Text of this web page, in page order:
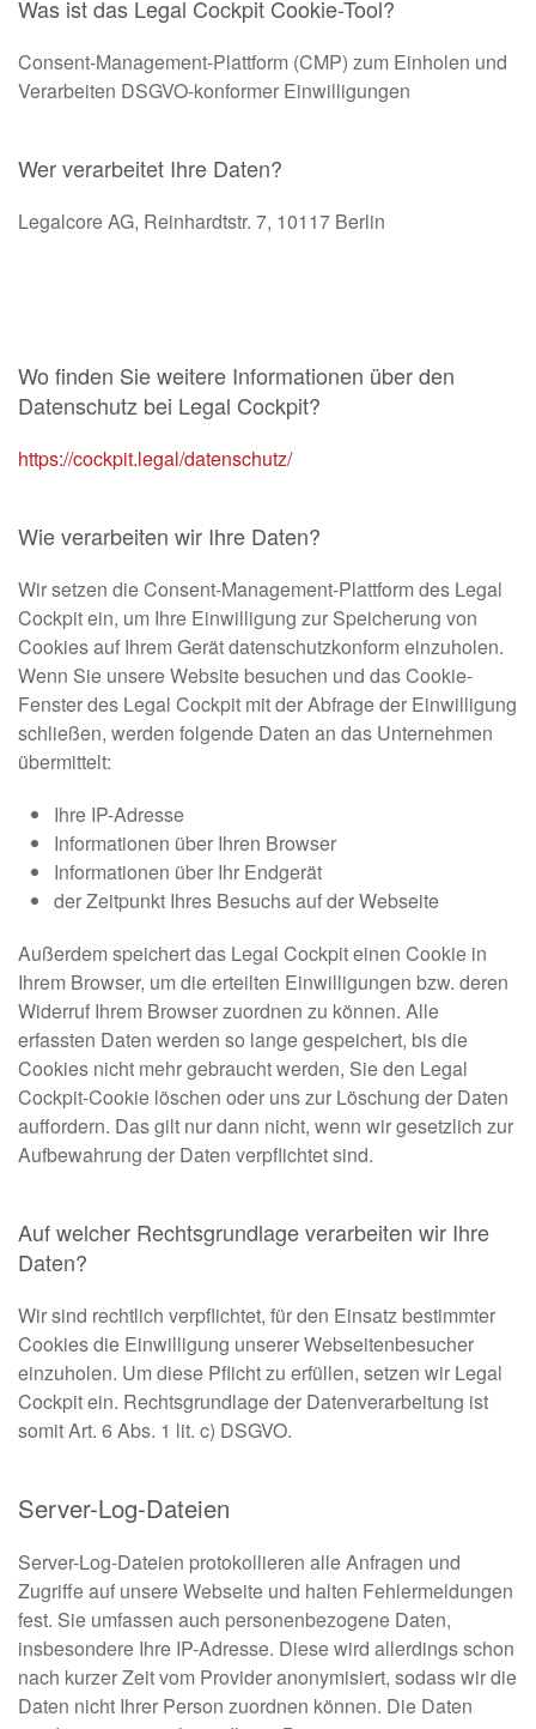
Was ist das Legal Cockpit Cookie-Tool?
Consent-Management-Plattform (CMP) zum Einholen und
Verarbeiten DSGVO-konformer Einwilligungen
Wer verarbeitet Ihre Daten?
Legalcore AG, Reinhardtstr. 7, 10117 Berlin
Wo finden Sie weitere Informationen über den
Datenschutz bei Legal Cockpit?
https://cockpit.legal/datenschutz/
Wie verarbeiten wir Ihre Daten?
Wir setzen die Consent-Management-Plattform des Legal
Cockpit ein, um Ihre Einwilligung zur Speicherung von
Cookies auf Ihrem Gerät datenschutzkonform einzuholen.
Wenn Sie unsere Website besuchen und das Cookie-
Fenster des Legal Cockpit mit der Abfrage der Einwilligung
schließen, werden folgende Daten an das Unternehmen
übermittelt:
Ihre IP-Adresse
Informationen über Ihren Browser
Informationen über Ihr Endgerät
der Zeitpunkt Ihres Besuchs auf der Webseite
Außerdem speichert das Legal Cockpit einen Cookie in
Ihrem Browser, um die erteilten Einwilligungen bzw. deren
Widerruf Ihrem Browser zuordnen zu können. Alle
erfassten Daten werden so lange gespeichert, bis die
Cookies nicht mehr gebraucht werden, Sie den Legal
Cockpit-Cookie löschen oder uns zur Löschung der Daten
auffordern. Das gilt nur dann nicht, wenn wir gesetzlich zur
Aufbewahrung der Daten verpflichtet sind.
Auf welcher Rechtsgrundlage verarbeiten wir Ihre
Daten?
Wir sind rechtlich verpflichtet, für den Einsatz bestimmter
Cookies die Einwilligung unserer Webseitenbesucher
einzuholen. Um diese Pflicht zu erfüllen, setzen wir Legal
Cockpit ein. Rechtsgrundlage der Datenverarbeitung ist
somit Art. 6 Abs. 1 lit. c) DSGVO.
Server-Log-Dateien
Server-Log-Dateien protokollieren alle Anfragen und
Zugriffe auf unsere Webseite und halten Fehlermeldungen
fest. Sie umfassen auch personenbezogene Daten,
insbesondere Ihre IP-Adresse. Diese wird allerdings schon
nach kurzer Zeit vom Provider anonymisiert, sodass wir die
Daten nicht Ihrer Person zuordnen können. Die Daten